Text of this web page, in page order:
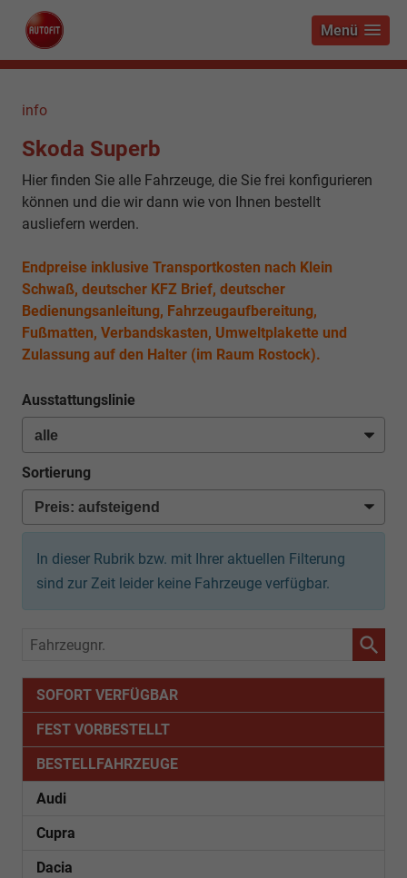
Menü
info
Skoda Superb
Hier finden Sie alle Fahrzeuge, die Sie frei konfigurieren
können und die wir dann wie von Ihnen bestellt
ausliefern werden.
Endpreise inklusive Transportkosten nach Klein
Schwaß, deutscher KFZ Brief, deutscher
Bedienungsanleitung, Fahrzeugaufbereitung,
Fußmatten, Verbandskasten, Umweltplakette und
Zulassung auf den Halter (im Raum Rostock).
Ausstattungslinie
Sortierung
In dieser Rubrik bzw. mit Ihrer aktuellen Filterung
sind zur Zeit leider keine Fahrzeuge verfügbar.
Fahrzeugnr.
SOFORT VERFÜGBAR
FEST VORBESTELLT
BESTELLFAHRZEUGE
Audi
Cupra
Dacia